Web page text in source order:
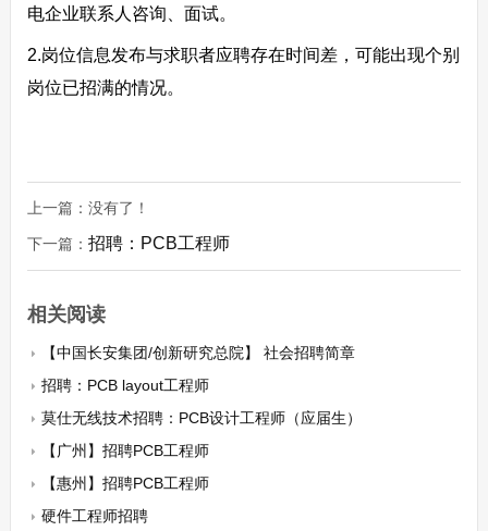
电企业联系人咨询、面试。
2.岗位信息发布与求职者应聘存在时间差，可能出现个别
岗位已招满的情况。
上一篇：没有了！
下一篇： 招聘：PCB工程师
相关阅读
【中国长安集团/创新研究总院】 社会招聘简章
招聘：PCB layout工程师
莫仕无线技术招聘：PCB设计工程师（应届生）
【广州】招聘PCB工程师
【惠州】招聘PCB工程师
硬件工程师招聘